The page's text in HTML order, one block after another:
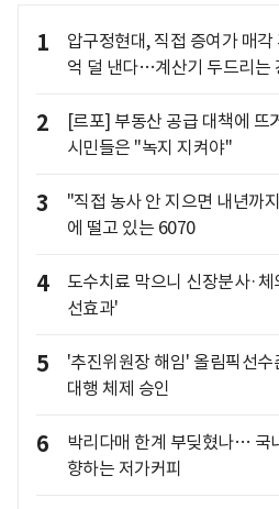
1
압구정현대, 직접 증여가 매
억 덜 낸다…계산기 두드리는
2
[르포] 부동산 공급 대책에
시민들은 "녹지 지켜야"
3
"직접 농사 안 지으면 내년까
에 떨고 있는 6070
4
도수치료 막으니 신장분사·
선효과'
5
'추진위원장 해임' 올림픽선
대행 체제 승인
6
박리다매 한계 부딪혔나… 국
향하는 저가커피